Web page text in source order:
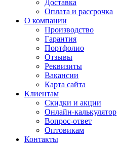
Доставка
Оплата и рассрочка
О компании
Производство
Гарантия
Портфолио
Отзывы
Реквизиты
Вакансии
Карта сайта
Клиентам
Скидки и акции
Онлайн-калькулятор
Вопрос-ответ
Оптовикам
Контакты